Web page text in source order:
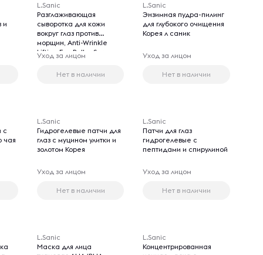
и
L.Sanic
Разглаживающая
сыворотка для кожи
вокруг глаз против
морщин, Anti-Wrinkle
Lifting Eye Roller Serum,
25мл
Уход за лицом
Нет в наличии
L.Sanic
Энзимная пудра-пилинг
для глубокого очищения
Корея л саник
Уход за лицом
Нет в наличии
с
чая
L.Sanic
Гидрогелевые патчи для
глаз с муцином улитки и
золотом Корея
Уход за лицом
Нет в наличии
L.Sanic
Патчи для глаз
гидрогелевые с
пептидами и спирулиной
Уход за лицом
Нет в наличии
L.Sanic
Маска для лица
L.Sanic
Концентрированная